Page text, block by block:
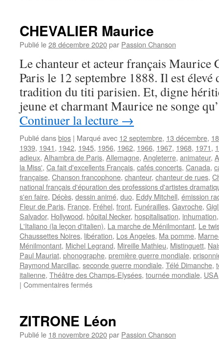
CHEVALIER Maurice
Publié le28 décembre 2020par Passion Chanson
Le chanteur et acteur français
Paris le 12 septembre 1888. Il est élevé
tradition du titi parisien. Et, digne
jeune et charmant Maurice ne songe
Continuer la lecture →
Publié dansbios | Marqué avec 12 septembre, 13 décembre,
1939, 1941, 1942, 1945, 1956, 1962, 1966, 1967, 1968, 1971,
adieux, Alhambra de Paris, Allemagne, Angleterre, animateur,
la Miss', Ca fait d'excellents Français, cafés concerts, Canada,
française, Chanson francophone, chanteur, chanteur de rues,
national français d'épuration des professions d'artistes
s'en faire, Décès, dessin animé, duo, Eddy Mitchell, émission
Fleur de Paris, France, Fréhel, front, Funérailles, Gavroche,
Salvador, Hollywood, hôpital Necker, hospitalisation, inhumation
L'Italiano (la leçon d'italien), La marche de Ménilmontant, Le
Chaussettes Noires, libération, Los Angeles, Ma pomme,
Ménilmontant, Michel Legrand, Mireille Mathieu, Mistinguett,
Paul Mauriat, phonographe, première guerre mondiale,
Raymond Marcillac, seconde guerre mondiale, Télé Dimanche,
italienne, Théâtre des Champs-Elysées, tournée mondiale, USA
| Commentaires ferméssur
ZITRONE Léon
Publié le 18 novembre 2020par Passion Chanson